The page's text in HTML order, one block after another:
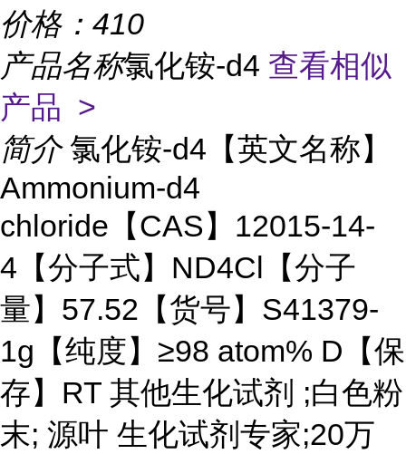
价格： 410
产品名称氯化铵-d4 查看相似
产品 >
简介 氯化铵-d4【英文名称】
Ammonium-d4
chloride【CAS】12015-14-
4【分子式】ND4Cl【分子
量】57.52【货号】S41379-
1g【纯度】≥98 atom% D【保
存】RT 其他生化试剂 ;白色粉
末; 源叶 生化试剂专家;20万